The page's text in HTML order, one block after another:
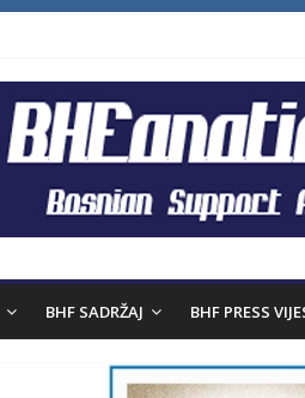
BHF SADRŽAJ BHF PRESS